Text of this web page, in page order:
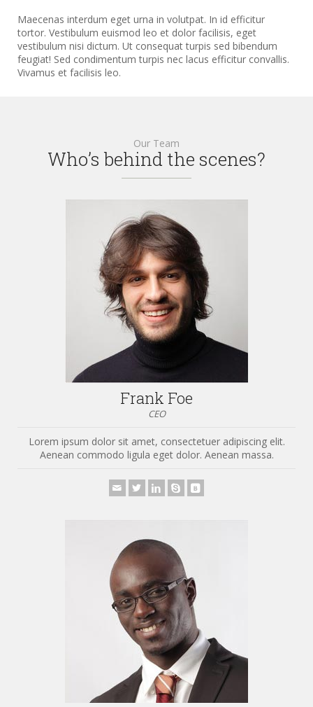
Maecenas interdum eget urna in volutpat. In id efficitur
tortor. Vestibulum euismod leo et dolor facilisis, eget
vestibulum nisi dictum. Ut consequat turpis sed bibendum
feugiat! Sed condimentum turpis nec lacus efficitur convallis.
Vivamus et facilisis leo.
Our Team
Who’s behind the scenes?
Frank Foe
CEO
Lorem ipsum dolor sit amet, consectetuer adipiscing elit.
Aenean commodo ligula eget dolor. Aenean massa.